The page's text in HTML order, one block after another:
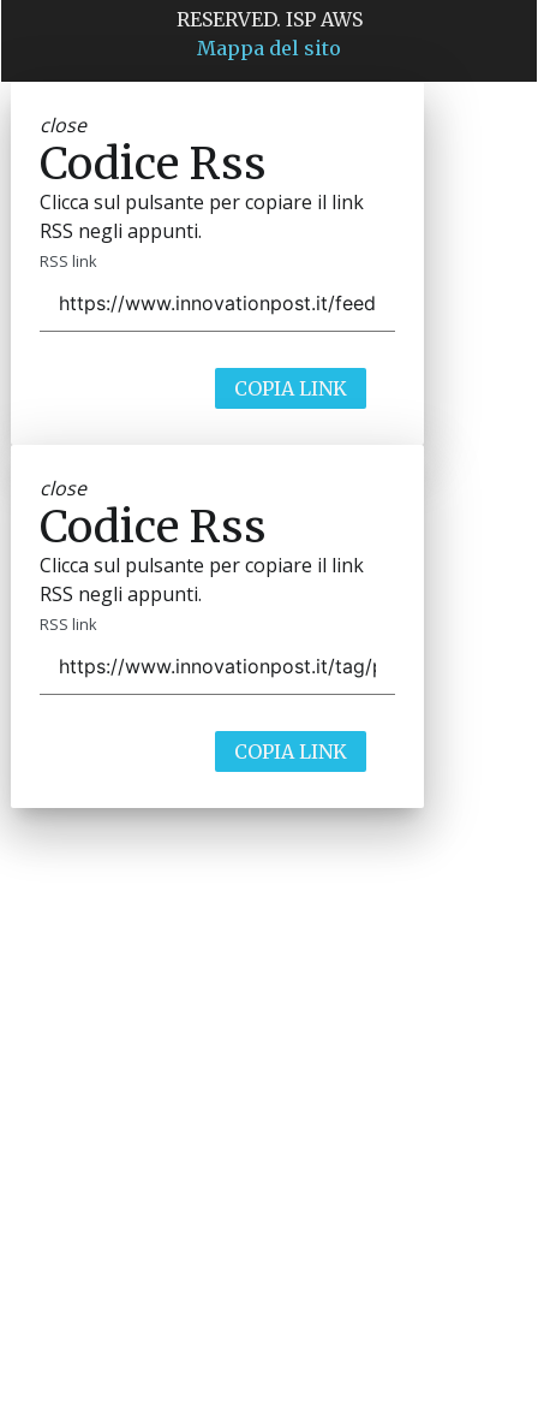
RESERVED. ISP AWS
Mappa del sito
close
Codice Rss
Clicca sul pulsante per copiare il link
RSS negli appunti.
RSS link
COPIA LINK
close
Codice Rss
Clicca sul pulsante per copiare il link
RSS negli appunti.
RSS link
COPIA LINK